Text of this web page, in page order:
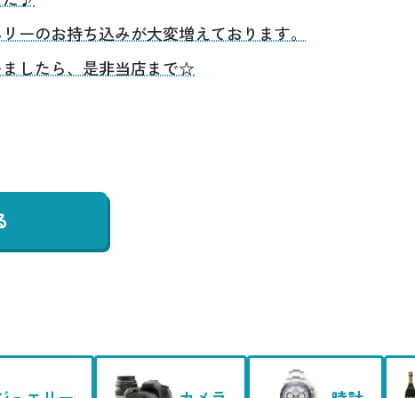
ーのお持ち込みが大変増えております。
したら、是非当店まで☆